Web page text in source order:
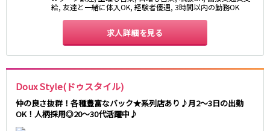
給, 友達と一緒に体入OK, 経験者優遇, 3時間以内の勤務OK
求人詳細を見る
Doux Style(ドゥスタイル)
仲の良さ抜群！各種豊富なバック★系列店あり♪月2～3日の出勤
OK！人柄採用◎20～30代活躍中♪
掛川駅
東静岡駅
三島駅
新静岡駅